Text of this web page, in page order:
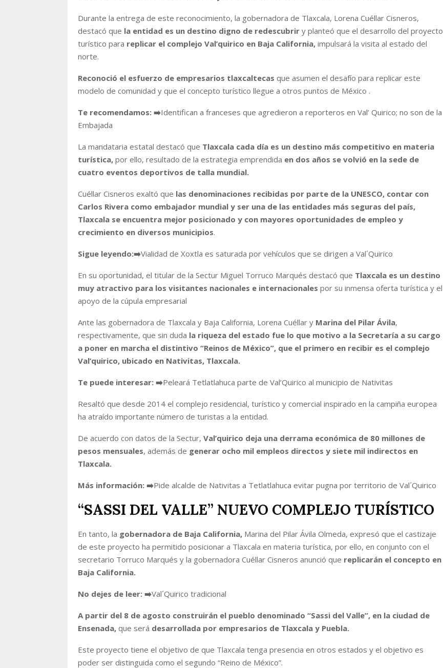
Durante la entrega de este reconocimiento, la gobernadora de Tlaxcala, Lorena Cuéllar Cisneros,
destacó que la entidad es un destino digno de redescubrir y planteó que el desarrollo del proyecto
turístico para replicar el complejo Val’quirico en Baja California, impulsará la visita al estado del
norte.
Reconoció el esfuerzo de empresarios tlaxcaltecas que asumen el desafío para replicar este
modelo de comunidad y que el concepto turístico llegue a otros puntos de México .
Te recomendamos: ➡️Identifican a franceses que agredieron a reporteros en Val’ Quirico; no son de la
Embajada
La mandataria estatal destacó que Tlaxcala cada día es un destino más competitivo en materia
turística, por ello, resultado de la estrategia emprendida en dos años se volvió en la sede de
cuatro eventos deportivos de talla mundial.
Cuéllar Cisneros exaltó que las denominaciones recibidas por parte de la UNESCO, contar con
Carlos Rivera como embajador mundial y ser una de las entidades más seguras del país,
Tlaxcala se encuentra mejor posicionado y con mayores oportunidades de empleo y
crecimiento en diversos municipios.
Sigue leyendo:➡️Vialidad de Xoxtla es saturada por vehículos que se dirigen a Val´Quirico
En su oportunidad, el titular de la Sectur Miguel Torruco Marqués destacó que Tlaxcala es un destino
muy atractivo para los visitantes nacionales e internacionales por su inmensa oferta turística y el
apoyo de la cúpula empresarial
Ante las gobernadora de Tlaxcala y Baja California, Lorena Cuéllar y Marina del Pilar Ávila,
respectivamente, que sin duda la riqueza del estado fue lo que motivo a la Secretaría a su cargo
a poner en marcha el distintivo “Reinos de México”, que el primero en recibir es el complejo
Val’quirico, ubicado en Nativitas, Tlaxcala.
Te puede interesar: ➡️Peleará Tetlatlahuca parte de Val’Quirico al municipio de Nativitas
Resaltó que desde 2014 el complejo residencial, turístico y comercial inspirado en la campiña europea
ha atraído importante número de turistas a la entidad.
De acuerdo con datos de la Sectur, Val’quirico deja una derrama económica de 80 millones de
pesos mensuales, además de generar ocho mil empleos directos y siete mil indirectos en
Tlaxcala.
Más información: ➡️Pide alcalde de Nativitas a Tetlatlahuca evitar pugna por territorio de Val´Quirico
“SASSI DEL VALLE” NUEVO COMPLEJO TURÍSTICO
En tanto, la gobernadora de Baja California, Marina del Pilar Ávila Olmeda, expresó que el castizaje
de este proyecto ha permitido posicionar a Tlaxcala en materia turística, por ello, en conjunto con el
secretario Torruco Marqués y la gobernadora Cuéllar Cisneros anunció que replicarán el concepto en
Baja California.
No dejes de leer: ➡️Val´Quirico tradicional
A partir del 8 de agosto construirán el pueblo denominado “Sassi del Valle”, en la ciudad de
Ensenada, que será desarrollada por empresarios de Tlaxcala y Puebla.
Este proyecto tiene el objetivo de que Tlaxcala tenga presencia en otros estados y el objetivo es
poder ser distinguida como el segundo “Reino de México”.